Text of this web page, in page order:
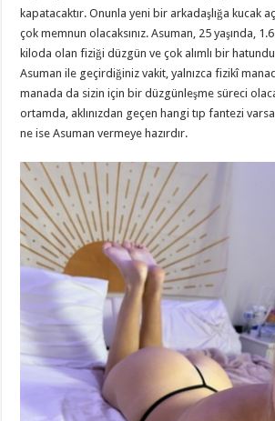
kapatacaktır. Onunla yeni bir arkadaşlığa kucak
çok memnun olacaksınız. Asuman, 25 yaşında,
kiloda olan fiziği düzgün ve çok alımlı bir
Asuman ile geçirdiğiniz vakit, yalnızca fizikî
manada da sizin için bir düzgünleşme süreci
ortamda, aklınızdan geçen hangi tıp fantezi
ne ise Asuman vermeye hazırdır.